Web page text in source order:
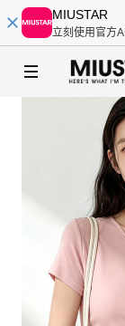
MIUSTAR
立刻使用官方